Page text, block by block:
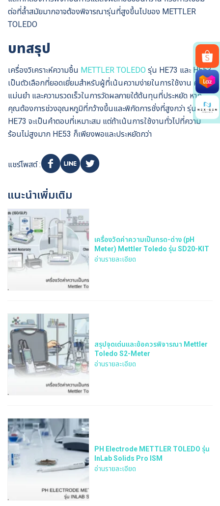
Search
ต่อที่ล้ำสมัยมากอาจต้องพิจารณารุ่นที่สูงขึ้นไปของ METTLER
TOLEDO
บทสรุป
เครื่องวิเคราะห์ความชื้น METTLER TOLEDO รุ่น HE73 และ HE53
เป็นตัวเลือกที่ยอดเยี่ยมสำหรับผู้ที่เน้นความง่ายในการใช้งาน ความ
แม่นยำ และความรวดเร็วในการวัดผลภายใต้ต้นทุนที่ประหยัด หาก
คุณต้องการช่วงอุณหภูมิที่กว้างขึ้นและพิกัดการชั่งที่สูงกว่า รุ่น
HE73 จะเป็นคำตอบที่เหมาะสม แต่ถ้าเน้นการใช้งานทั่วไปที่ความ
ร้อนไม่สูงมาก HE53 ก็เพียงพอและประหยัดกว่า
แชร์โพสต์ :
แนะนำเพิ่มเติม
เครื่องวัดค่าความเป็นกรด-ด่าง (pH
Meter) Mettler Toledo รุ่น SD20-KIT
อ่านรายละเอียด
สรุปจุดเด่นและข้อควรพิจารณา Mettler
Toledo S2-Meter
อ่านรายละเอียด
PH Electrode METTLER TOLEDO รุ่น
InLab Solids Pro ISM
อ่านรายละเอียด